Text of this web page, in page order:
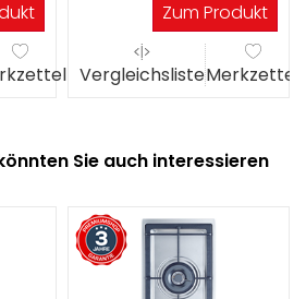
Zum Produkt
VergleichslisteMerkzettel
Sie auch interessieren